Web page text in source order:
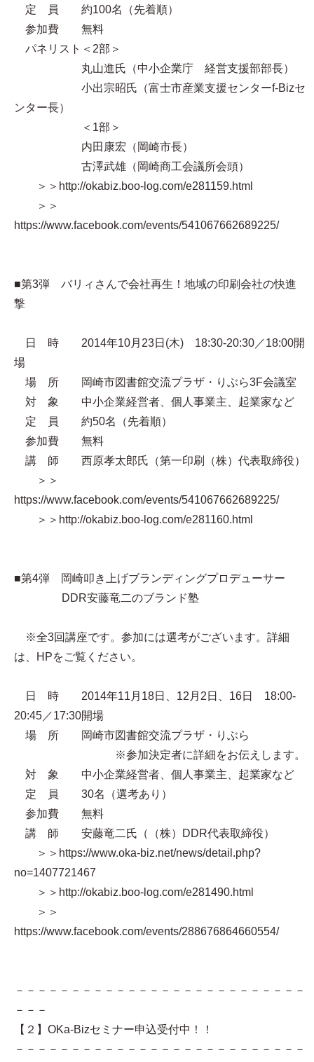
定 員 約100名（先着順）
参加費 無料
パネリスト＜2部＞
丸山進氏（中小企業庁 経営支援部部長）
小出宗昭氏（富士市産業支援センターf-Bizセ
ンター長）
＜1部＞
内田康宏（岡崎市長）
古澤武雄（岡崎商工会議所会頭）
＞＞http://okabiz.boo-log.com/e281159.html
＞＞
https://www.facebook.com/events/541067662689225/
■第3弾 バリィさんで会社再生！地域の印刷会社の快進
撃
日 時 2014年10月23日(木) 18:30-20:30／18:00開
場
場 所 岡崎市図書館交流プラザ・りぶら3F会議室
対 象 中小企業経営者、個人事業主、起業家など
定 員 約50名（先着順）
参加費 無料
講 師 西原孝太郎氏（第一印刷（株）代表取締役）
＞＞
https://www.facebook.com/events/541067662689225/
＞＞http://okabiz.boo-log.com/e281160.html
■第4弾 岡崎叩き上げブランディングプロデューサー
DDR安藤竜二のブランド塾
※全3回講座です。参加には選考がございます。詳細
は、HPをご覧ください。
日 時 2014年11月18日、12月2日、16日 18:00-
20:45／17:30開場
場 所 岡崎市図書館交流プラザ・りぶら
※参加決定者に詳細をお伝えします。
対 象 中小企業経営者、個人事業主、起業家など
定 員 30名（選考あり）
参加費 無料
講 師 安藤竜二氏（（株）DDR代表取締役）
＞＞https://www.oka-biz.net/news/detail.php?
no=1407721467
＞＞http://okabiz.boo-log.com/e281490.html
＞＞
https://www.facebook.com/events/288676864660554/
－－－－－－－－－－－－－－－－－－－－－－－－－－
－－－
【２】OKa-Bizセミナー申込受付中！！
－－－－－－－－－－－－－－－－－－－－－－－－－－